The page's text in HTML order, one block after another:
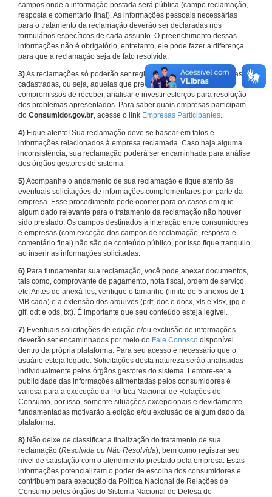
campos onde a informação postada será pública (campo reclamação,
resposta e comentário final). As informações pessoais necessárias
para o tratamento da reclamação deverão ser declaradas nos
formulários específicos de cada assunto. O preenchimento dessas
informações não é obrigatório, entretanto, ele pode fazer a diferença
para que a reclamação seja de fato resolvida.
3)As reclamações só poderão ser registradas em face de empresas
cadastradas, ou seja, aquelas que previamente assumiram
compromissos de receber, analisar e investir esforços para resolução
dos problemas apresentados. Para saber quais empresas participam
do Consumidor.gov.br, acesse o link Empresas Participantes.
4) Fique atento! Sua reclamação deve se basear em fatos e
informações relacionados à empresa reclamada. Caso haja alguma
inconsistência, sua reclamação poderá ser encaminhada para análise
dos órgãos gestores do sistema.
5)Acompanhe o andamento de sua reclamação e fique atento às
eventuais solicitações de informações complementares por parte da
empresa. Esse procedimento pode ocorrer para os casos em que
algum dado relevante para o tratamento da reclamação não houver
sido prestado. Os campos destinados à interação entre consumidores
e empresas (com exceção dos campos de reclamação, resposta e
comentário final) não são de conteúdo público, por isso fique tranquilo
ao inserir as informações solicitadas.
6) Para fundamentar sua reclamação, você pode anexar documentos,
tais como, comprovante de pagamento, nota fiscal, ordem de serviço,
etc. Antes de anexá-los, verifique o tamanho (limite de 5 anexos de 1
MB cada) e a extensão dos arquivos (pdf, doc e docx, xls e xlsx, jpg e
gif, odt e ods, txt). É importante que seu conteúdo esteja legível.
7) Eventuais solicitações de edição e/ou exclusão de informações
deverão ser encaminhados por meio do Fale Conosco disponível
dentro da própria plataforma. Para seu acesso é necessário que o
usuário esteja logado. Solicitações desta natureza serão analisadas
individualmente pelos órgãos gestores do sistema. Lembre-se: a
publicidade das informações alimentadas pelos consumidores é
valiosa para a execução da Política Nacional de Relações de
Consumo, por isso, somente situações excepcionais e devidamente
fundamentadas motivarão a edição e/ou exclusão de algum dado da
plataforma.
8) Não deixe de classificar a finalização do tratamento de sua
reclamação (Resolvida ou Não Resolvida), bem como registrar seu
nível de satisfação com o atendimento prestado pela empresa. Estas
informações potencializam o poder de escolha dos consumidores e
contribuem para execução da Política Nacional de Relações de
Consumo pelos órgãos do Sistema Nacional de Defesa do